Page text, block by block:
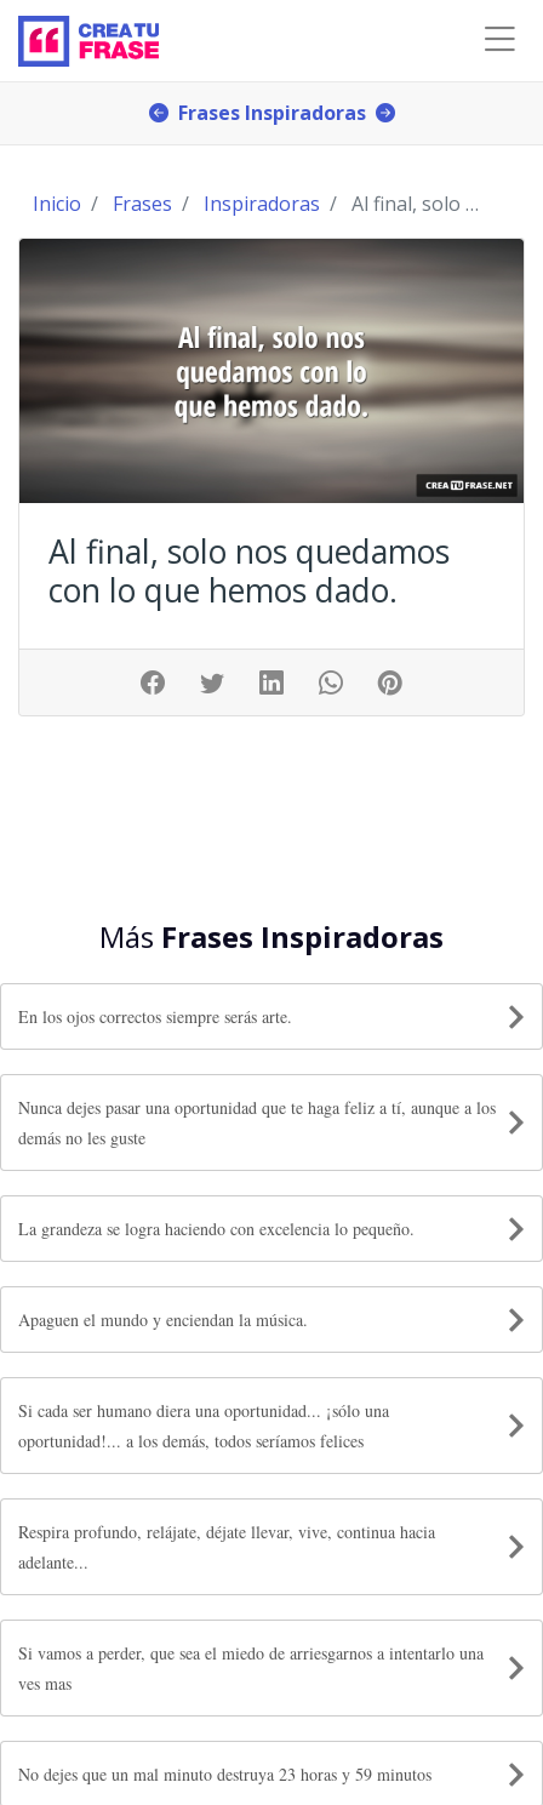
Frases Inspiradoras
Inicio Frases Inspiradoras Al final, solo nos quedamos con lo que hemos dado.
Al final, solo nos quedamos
con lo que hemos dado.
Más Frases Inspiradoras
En los ojos correctos siempre serás arte.
Nunca dejes pasar una oportunidad que te haga feliz a tí, aunque a los
demás no les guste
La grandeza se logra haciendo con excelencia lo pequeño.
Apaguen el mundo y enciendan la música.
Si cada ser humano diera una oportunidad... ¡sólo una
oportunidad!... a los demás, todos seríamos felices
Respira profundo, relájate, déjate llevar, vive, continua hacia
adelante...
Si vamos a perder, que sea el miedo de arriesgarnos a intentarlo una
ves mas
No dejes que un mal minuto destruya 23 horas y 59 minutos